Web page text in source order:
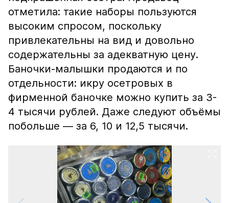
отметила: такие наборы пользуются
высоким спросом, поскольку
привлекательны на вид и довольно
содержательны за адекватную цену.
Баночки-малышки продаются и по
отдельности: икру осетровых в
фирменной баночке можно купить за 3-
4 тысячи рублей. Даже следуют объёмы
побольше — за 6, 10 и 12,5 тысячи.